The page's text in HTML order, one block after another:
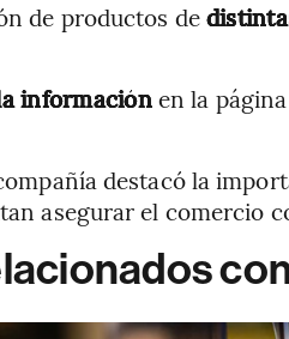
de productos de
informaciónen la
destacó la
asegurar el comercio